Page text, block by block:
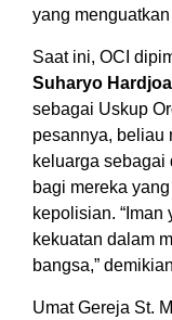
yang
Saat ini, OCI
Suharyo
sebagai Uskup
pesannya, beliau
keluarga sebagai
bagi mereka
kepolisian. “Iman
kekuatan dalam
bangsa,”
Umat Gereja St.